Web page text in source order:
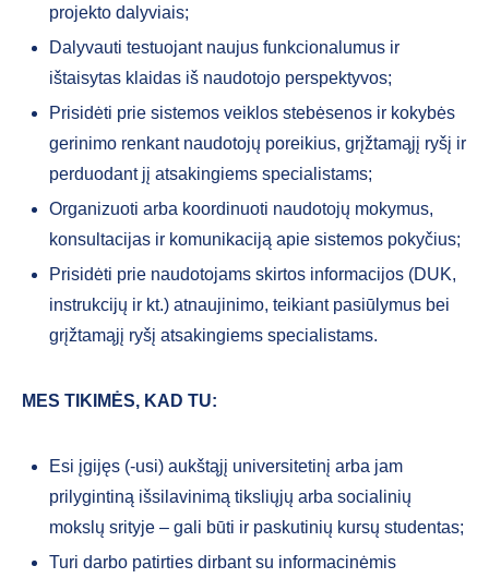
projekto dalyviais;
Dalyvauti testuojant naujus funkcionalumus ir
ištaisytas klaidas iš naudotojo perspektyvos;
Prisidėti prie sistemos veiklos stebėsenos ir kokybės
gerinimo renkant naudotojų poreikius, grįžtamąjį ryšį ir
perduodant jį atsakingiems specialistams;
Organizuoti arba koordinuoti naudotojų mokymus,
konsultacijas ir komunikaciją apie sistemos pokyčius;
Prisidėti prie naudotojams skirtos informacijos (DUK,
instrukcijų ir kt.) atnaujinimo, teikiant pasiūlymus bei
grįžtamąjį ryšį atsakingiems specialistams.
MES TIKIMĖS, KAD TU:
Esi įgijęs (-usi) aukštąjį universitetinį arba jam
prilygintiną išsilavinimą tiksliųjų arba socialinių
mokslų srityje – gali būti ir paskutinių kursų studentas;
Turi darbo patirties dirbant su informacinėmis